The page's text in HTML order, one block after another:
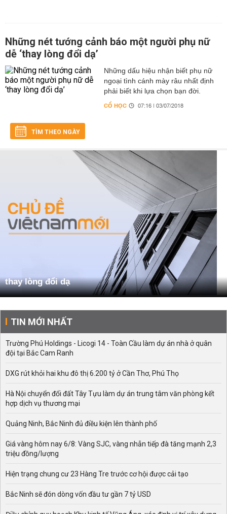
Những nét tướng cảnh báo một người phụ nữ
dễ ‘thay lòng đổi dạ’
Những dấu hiệu nhận biết phụ nữ
ngoại tình cánh mày râu nhất định
phải biết khi lựa chọn bạn đời.
CỔ HỌC 07:16 | 03/07/2018
TÌM THEO NGÀY
thay lòng đổi dạ
TIN MỚI NHẤT
Trường Phú Holdings - Licogi 14 - Toàn Cầu làm dự án nhà ở quân
đội tại Bắc Cam Ranh
DXG rút khỏi hai khu đô thị 6.200 tỷ ở Cần Thơ, Phú Thọ
Hà Nội chuyển đổi đất Tây Tựu làm dự án trung tâm văn phòng kết
hợp dịch vụ thương mại
Quảng Ninh, Bắc Ninh đủ điều kiện lên thành phố
Giá vàng hôm nay 6/8: Vàng SJC, vàng nhẫn tiếp đà tăng mạnh 2,3
triệu đồng/lượng
Hiện trạng chung cư 23 Hàng Tre trước cơ hội được cải tạo
Bắc Ninh sẽ đón dòng vốn đầu tư gần 7 tỷ USD